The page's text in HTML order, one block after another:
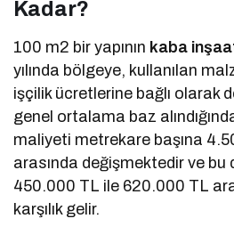
Kadar?
100 m2 bir yapının kaba
yılında bölgeye, kullanılan
işçilik ücretlerine bağlı olarak
genel ortalama baz
maliyeti metrekare başına
arasında değişmektedir ve bu
450.000 TL ile 620.000 TL
karşılık gelir.